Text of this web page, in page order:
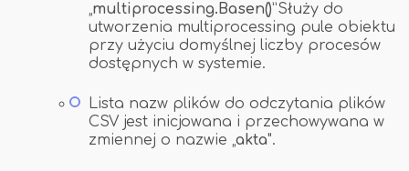
„multiprocessing. Basen()”Służy do
utworzenia multiprocessing pule obiektu
przy użyciu domyślnej liczby procesów
dostępnych w systemie.
Lista nazw plików do odczytania plików
CSV jest inicjowana i przechowywana w
zmiennej o nazwie „akta".